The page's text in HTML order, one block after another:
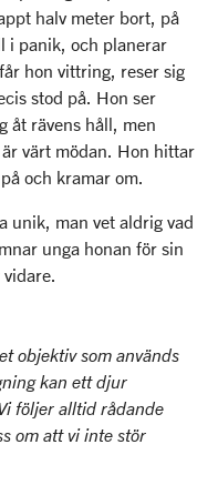
halv meter bort, på
i panik, och planerar
hon vittring, reser sig
stod på. Hon ser
åt rävens håll, men
värt mödan. Hon hittar
och kramar om.
unik, man vet aldrig vad
unga honan för sin
objektiv som används
kan ett djur
följer alltid rådande
om att vi inte stör